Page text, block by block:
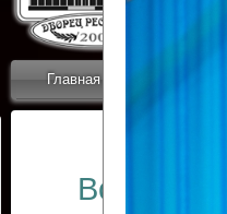
Главная
Все отчеты